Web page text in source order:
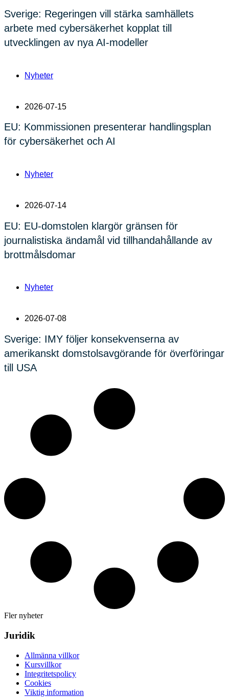
Sverige: Regeringen vill stärka samhällets
arbete med cybersäkerhet kopplat till
utvecklingen av nya AI-modeller
Nyheter
2026-07-15
EU: Kommissionen presenterar handlingsplan
för cybersäkerhet och AI
Nyheter
2026-07-14
EU: EU-domstolen klargör gränsen för
journalistiska ändamål vid tillhandahållande av
brottmålsdomar
Nyheter
2026-07-08
Sverige: IMY följer konsekvenserna av
amerikanskt domstolsavgörande för överföringar
till USA
Fler nyheter
Juridik
Allmänna villkor
Kursvillkor
Integritetspolicy
Cookies
Viktig information